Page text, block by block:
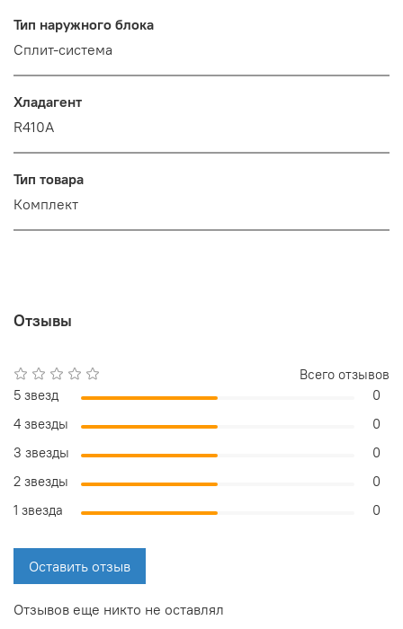
Тип наружного блока
Сплит-система
Хладагент
R410A
Тип товара
Комплект
Отзывы
Отзывов еще никто не оставлял
Всего отзывов
5 звезд
0
4 звезды
0
3 звезды
0
2 звезды
0
1 звезда
0
Оставить отзыв